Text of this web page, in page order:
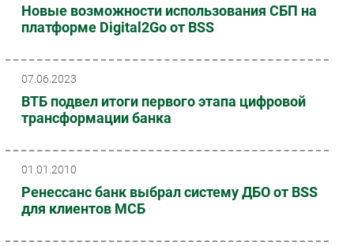
Новые возможности использования СБП на
платформе Digital2Go от BSS
07.06.2023
ВТБ подвел итоги первого этапа цифровой
трансформации банка
01.01.2010
Ренессанс банк выбрал систему ДБО от BSS
для клиентов МСБ